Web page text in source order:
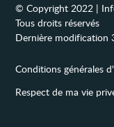
© Copyright 2022 |
Tous droits réservés
Dernière
Conditions générales
Respect de ma vie